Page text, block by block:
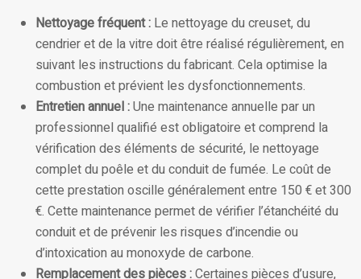
Nettoyage fréquent : Le nettoyage du creuset, du
cendrier et de la vitre doit être réalisé régulièrement, en
suivant les instructions du fabricant. Cela optimise la
combustion et prévient les dysfonctionnements.
Entretien annuel :Une maintenance annuelle par un
professionnel qualifié est obligatoire et comprend la
vérification des éléments de sécurité, le nettoyage
complet du poêle et du conduit de fumée. Le coût de
cette prestation oscille généralement entre 150 € et 300
€. Cette maintenance permet de vérifier l’étanchéité du
conduit et de prévenir les risques d’incendie ou
d’intoxication au monoxyde de carbone.
Remplacement des pièces :Certaines pièces d’usure,